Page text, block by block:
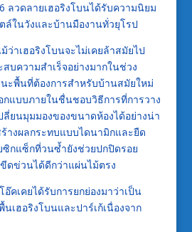
ลวดลายเฮอริงโบนได้รับความนิยม
ล์ในวังและบ้านมืองานทั่วยุโรป
ว่าเฮอริงโบนจะไม่เคยล้าสมัยไป
บความสำเร็จอย่างมากในช่วง
ะพื้นที่ต้องการสำหรับบ้านสมัยใหม่
แบบภายในชื่นชอบวิธีการที่การวาง
ลี่ยนมุมมองของขนาดห้องได้อย่างน่า
างผลกระทบแบบไดนามิกและยืด
กแซ็กที่วนซ้ำยังช่วยปกปิดรอย
ดข่วนได้ดีกว่าแผ่นไม้ตรง
คเคยได้รับการยกย่องมาว่าเป็น
เฮอริงโบนและปาร์เก้เนื่องจาก